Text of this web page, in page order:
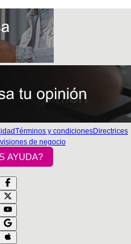
Términos y condicionesDirectrices
de negocio
AYUDA?